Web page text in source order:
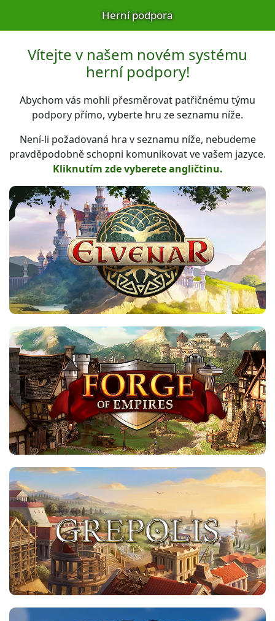
Herní podpora
Vítejte v našem novém systému
herní podpory!
Abychom vás mohli přesměrovat patřičnému týmu
podpory přímo, vyberte hru ze seznamu níže.
Není-li požadovaná hra v seznamu níže, nebudeme
pravděpodobně schopni komunikovat ve vašem jazyce.
Kliknutím zde vyberete angličtinu.